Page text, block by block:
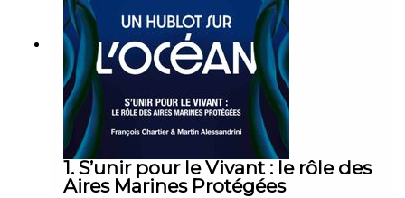
1. S’unir pour le Vivant : le rôle des
Aires Marines Protégées